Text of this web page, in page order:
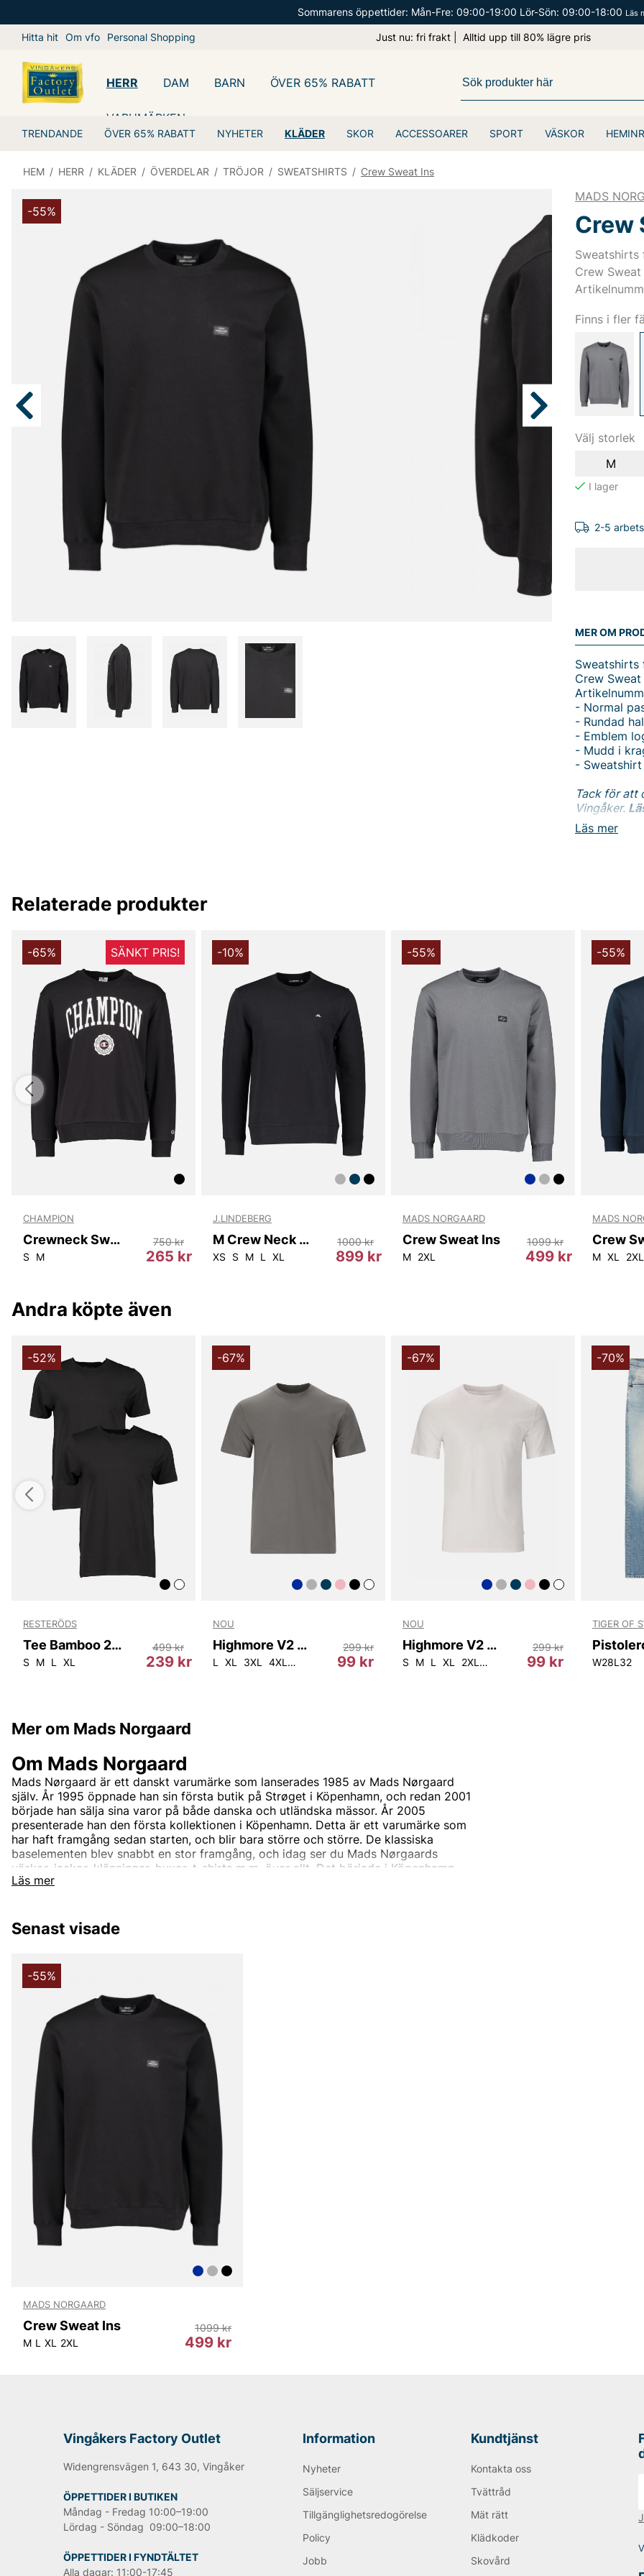
Sommarens öppettider: Mån-Fre: 09:00-19:00 Lör-Sön: 09:00-18:00 Läs
Hitta hit Om vfo Personal Shopping Just nu: fri frakt | Alltid upp till 80% lägre pris
HERR
TRENDANDE ÖVER 65% RABATT NYHETER KLÄDER SKOR ACCESSOARER SPORT VÄSKOR
DAM BARN ÖVER 65% RABATT
VARUMÄRKEN
HEM / HERR / KLÄDER / ÖVERDELAR / TRÖJOR / SWEATSHIRTS / Crew Sweat Ins
-55%
MADS
Crew
Sweatshirts
Crew Sweat
Finns i fler
Välj storlek
M
2-5
MER OM
Läs mer
Sweatshirts
Crew Sweat
- Normal
- Rundad
- Emblem
- Mudd i
-
Tack för att
Vingåker.
Relaterade produkter
-65% SÄNKT PRIS!
CHAMPION
Crewneck Sweatshirt
S M 265 kr
750 kr
-10%
J.LINDEBERG
M Crew Neck Sweat
XS S M L XL 899 kr
1000 kr
-55%
MADS NORGAARD
Crew Sweat Ins
M 2XL 499 kr
1099 kr
-55%
MADS
Crew
M XL 2XL
Andra köpte även
-52%
RESTERÖDS
Tee Bamboo 2-pack
S M L XL 239 kr
499 kr
-67%
NOU
Highmore V2 M Tee
L XL 3XL 4XL 5XL 99 kr
299 kr
-67%
NOU
Highmore V2 M Tee
S M L XL 2XL 3XL 4XL 5XL
99 kr
299 kr
-70%
TIGER OF
W28L32
Mer om Mads Norgaard
Läs mer
Om Mads Norgaard
Mads Nørgaard är ett danskt varumärke som lanserades 1985 av Mads Nørgaard
själv. År 1995 öppnade han sin första butik på Strøget i Köpenhamn, och redan 2001
började han sälja sina varor på både danska och utländska mässor. År 2005
presenterade han den första kollektionen i Köpenhamn. Detta är ett varumärke som
har haft framgång sedan starten, och blir bara större och större. De klassiska
baselementen blev snabbt en stor framgång, och idag ser du Mads Nørgaards
väskor, jackor, klänningar, byxor, t-shirts m.m. över allt. Det började i Köpenhamn,
men är idag i Europa, Asien och Förenta staterna.
NN07
Björn Borg
Replay
Oscar Jacobson
Senast visade
-55%
MADS NORGAARD
Crew Sweat Ins
M L XL 2XL 499 kr
1099 kr
Vingåkers Factory Outlet
Widengrensvägen 1, 643 30, Vingåker
ÖPPETTIDER I BUTIKEN
Måndag - Fredag 10:00–19:00
Lördag - Söndag 09:00–18:00
ÖPPETTIDER I FYNDTÄLTET
Alla dagar: 11:00-17:45
Information
Nyheter
Säljservice
Tillgänglighetsredogörelse
Policy
Jobb
Kundtjänst
Kontakta oss
Tvättråd
Mät rätt
Klädkoder
Skovård